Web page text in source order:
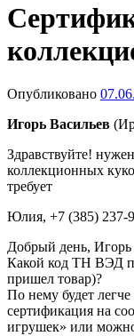
Опубликовано
Игорь Васильев
Здравствуйте!
коллекционных
требует
Юлия, +7 (385) 237-
Добрый день, Игорь
Какой код ТН ВЭД
пришел товар)?
По нему будет
сертификация на
игрушек» или